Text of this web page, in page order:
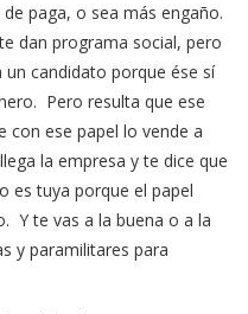
paga, o sea más engaño.
dan programa social, pero
candidato porque ése sí
Pero resulta que ese
con ese papel lo vende a
la empresa y te dice que
es tuya porque el papel
Y te vas a la buena o a la
y paramilitares para